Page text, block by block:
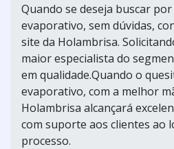
Quando se deseja buscar
evaporativo, sem dúvidas,
site da Holambrisa.
maior especialista do
em qualidade.Quando o
evaporativo, com a melhor
Holambrisa alcançará
com suporte aos clientes ao
processo.